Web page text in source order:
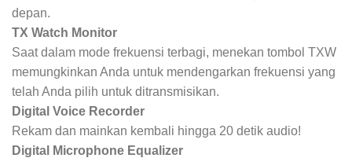
depan.
TX Watch Monitor
Saat dalam mode frekuensi terbagi, menekan tombol TXW
memungkinkan Anda untuk mendengarkan frekuensi yang
telah Anda pilih untuk ditransmisikan.
Digital Voice Recorder
Rekam dan mainkan kembali hingga 20 detik audio!
Digital Microphone Equalizer